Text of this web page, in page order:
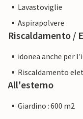
Lavastoviglie
Aspirapolvere
Riscaldamento /
idonea anche per
Riscaldamento
All'esterno
Giardino : 600 m2